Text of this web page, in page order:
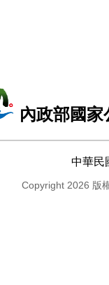
內政部國
中華民
Copyright 2026 版